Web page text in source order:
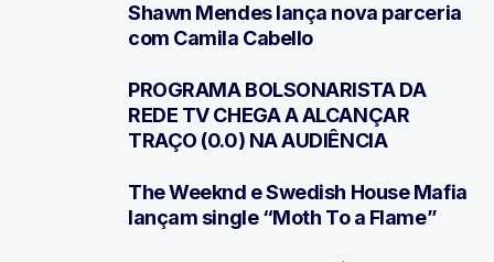
Shawn Mendes lança nova parceria
com Camila Cabello
PROGRAMA BOLSONARISTA DA
REDE TV CHEGA A ALCANÇAR
TRAÇO (0.0) NA AUDIÊNCIA
The Weeknd e Swedish House Mafia
lançam single “Moth To a Flame”